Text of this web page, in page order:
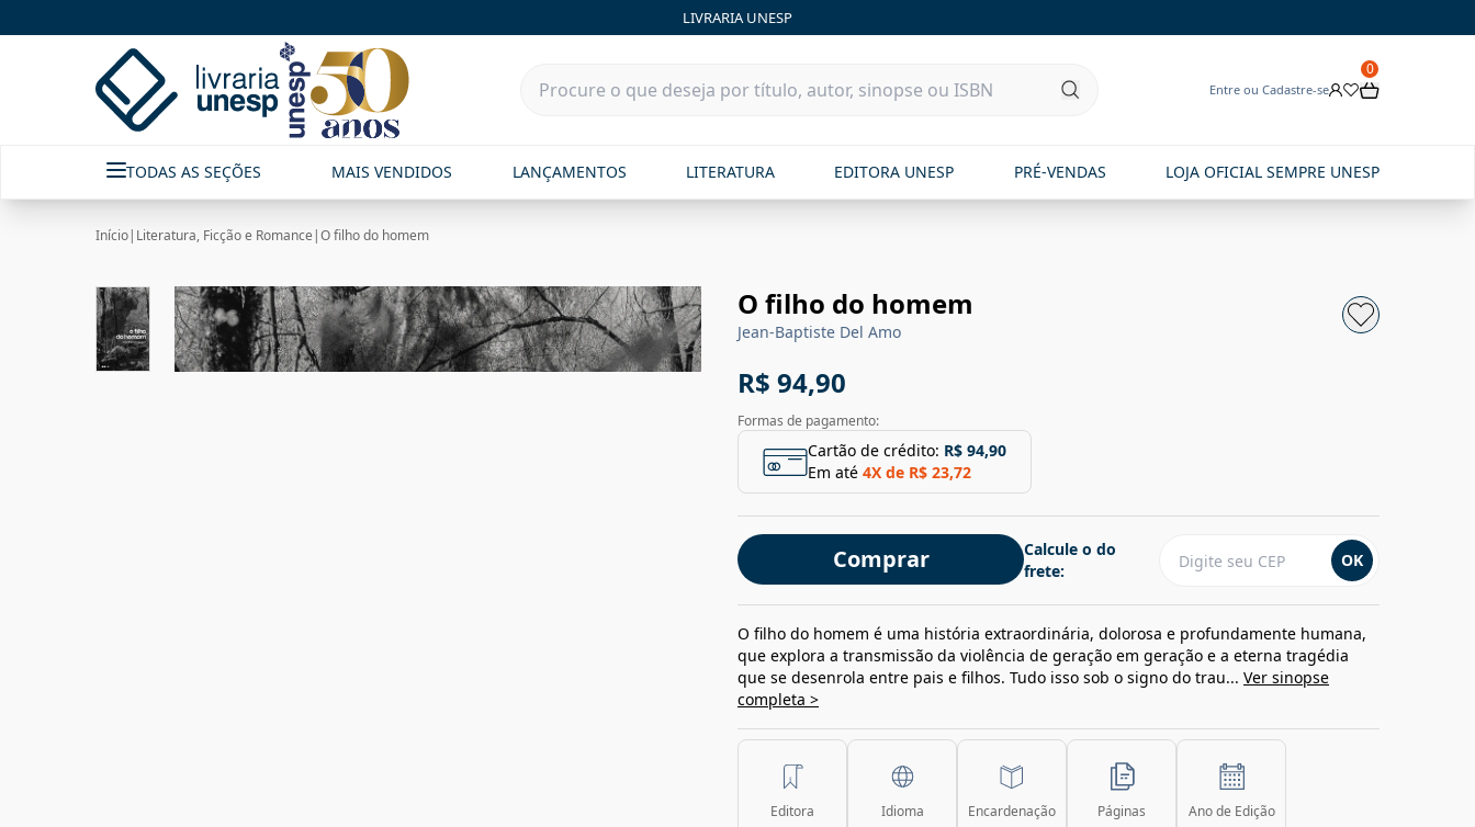
LIVRARIA UNESP
Entre ou Cadastre-se
0
TODAS AS SEÇÕES MAIS VENDIDOS LANÇAMENTOS LITERATURA EDITORA UNESP PRÉ-VENDAS LOJA OFICIAL SEMPRE UNESP
Início| Literatura, Ficção e Romance |O filho do homem
O filho do homem
Jean-Baptiste Del Amo
R$ 94,90
Formas de pagamento:
Cartão de crédito: R$ 94,90
Em até 4X de R$ 23,72
Comprar
Calcule o do
frete:
OK
O filho do homem é uma história extraordinária, dolorosa e profundamente humana,
que explora a transmissão da violência de geração em geração e a eterna tragédia
que se desenrola entre pais e filhos. Tudo isso sob o signo do trau... Ver sinopse
completa >
Editora Idioma Encardenação Páginas Ano de Edição